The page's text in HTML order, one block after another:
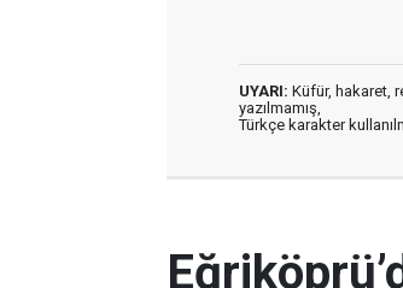
UYARI: Küfür, hakaret,
yazılmamış,
Türkçe karakter